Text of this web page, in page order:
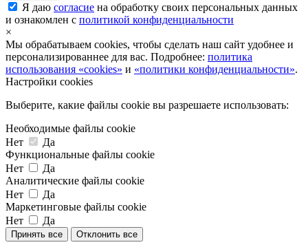
Я даю согласие на обработку своих персональных данных
и ознакомлен с политикой конфиденциальности
×
Мы обрабатываем cookies, чтобы сделать наш сайт удобнее и
персонализированнее для вас. Подробнее: политика
использования «cookies» и «политики конфиденциальности».
Настройки cookies
Выберите, какие файлы cookie вы разрешаете использовать:
Необходимые файлы cookie
Нет
Да
Функциональные файлы cookie
Нет
Да
Аналитические файлы cookie
Нет
Да
Маркетинговые файлы cookie
Нет
Да
Принять все Отклонить все